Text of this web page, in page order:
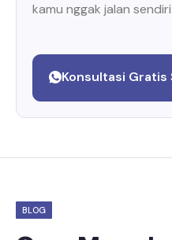
kamu nggak jalan sendiri.
Konsultasi Gratis
BLOG